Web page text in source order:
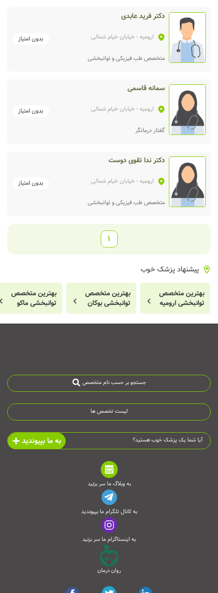
دکتر فرید عابدی
ارومیه- خیابان خیام شمالی بدون امتیاز
متخصص طب فیزیکی و توانبخشی
سمانه قاسمی
ارومیه- خیابان خیام شمالی بدون امتیاز
گفتار درمانگر
دکتر ندا تقوی دوست
ارومیه- خیابان خیام شمالی بدون امتیاز
متخصص طب فیزیکی و توانبخشی
1
پیشنهاد پزشک خوب
بهترین متخصص
توانبخشی ارومیه
بهترین متخصص
توانبخشی بوکان
بهترین متخصص
توانبخشی ماکو
جستجو بر حسب نام متخصص
لیست تخصص ها
آیا شما یک پزشک خوب هستید؟ به ما بپیوندید
به وبلاگ ما سر بزنید
به کانال تلگرام ما بپیوندید
به اینستاگرام ما سر بزنید
روان درمان